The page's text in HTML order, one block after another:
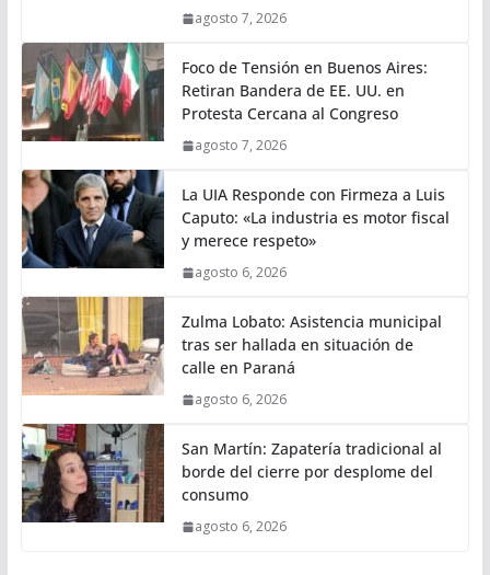
agosto 7, 2026
Foco de Tensión en Buenos Aires:
Retiran Bandera de EE. UU. en
Protesta Cercana al Congreso
agosto 7, 2026
La UIA Responde con Firmeza a Luis
Caputo: «La industria es motor fiscal
y merece respeto»
agosto 6, 2026
Zulma Lobato: Asistencia municipal
tras ser hallada en situación de
calle en Paraná
agosto 6, 2026
San Martín: Zapatería tradicional al
borde del cierre por desplome del
consumo
agosto 6, 2026